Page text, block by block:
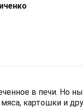
в печи. Но
картошки и